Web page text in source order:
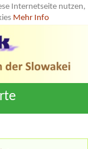
Internetseite nutzen,
Mehr Info